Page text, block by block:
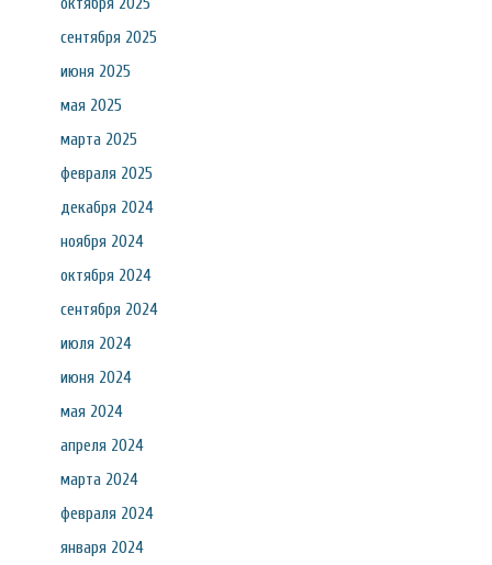
сентября 2025
июня 2025
мая 2025
марта 2025
февраля 2025
декабря 2024
ноября 2024
октября 2024
сентября 2024
июля 2024
июня 2024
мая 2024
апреля 2024
марта 2024
февраля 2024
января 2024